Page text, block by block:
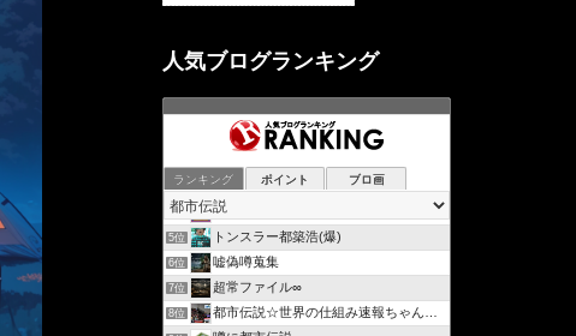
人気ブログランキング
ランキング ポイント ブロ画
3位 摩訶不思議の世界（未曾有写真 ）峠の祥龍
4位 摩訶不思議の世界《未曾有（みぞう）写真》
5位 トンスラー都築浩(爆)
6位 嘘偽噂蒐集
7位 超常ファイル∞
8位 都市伝説☆世界の仕組み速報ちゃんねる